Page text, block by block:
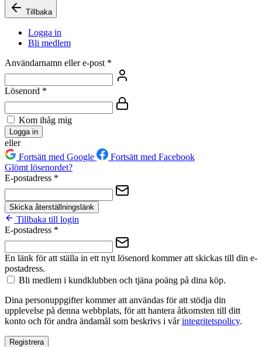
Tillbaka
Logga in
Bli medlem
Användarnamn eller e-post *
Lösenord *
Kom ihåg mig
Logga in
eller
Fortsätt med Google
Fortsätt med Facebook
Glömt lösenordet?
E-postadress *
Skicka återställningslänk
Tillbaka till login
E-postadress *
En länk för att ställa in ett nytt lösenord kommer att skickas till din e-
postadress.
Bli medlem i kundklubben och tjäna poäng på dina köp.
Dina personuppgifter kommer att användas för att stödja din
upplevelse på denna webbplats, för att hantera åtkomsten till ditt
konto och för andra ändamål som beskrivs i vårintegritetspolicy.
Registrera